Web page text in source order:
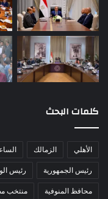
كلمات البحث
الأهلي الزمالك
رئيس الجمهورية
رئيس
محافظ المنوفية
منتخب